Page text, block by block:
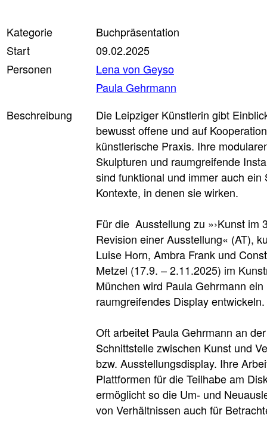
Kategorie
Buchpräsentation
Start
09.02.2025
Personen
Lena von Geyso
Paula Gehrmann
Beschreibung
Die Leipziger Künstlerin gibt
bewusst offene und auf
künstlerische Praxis. Ihre
Skulpturen und raumgreifende
sind funktional und immer auch ein
Kontexte, in denen sie wirken.
Für die Ausstellung zu »›Kunst im
Revision einer Ausstellung« (AT),
Luise Horn, Ambra Frank und
Metzel (17.9. – 2.11.2025) im
München wird Paula Gehrmann ein
raumgreifendes Display entwickeln.
Oft arbeitet Paula Gehrmann an der
Schnittstelle zwischen Kunst und
bzw. Ausstellungsdisplay. Ihre
Plattformen für die Teilhabe am
ermöglicht so die Um- und
von Verhältnissen auch für